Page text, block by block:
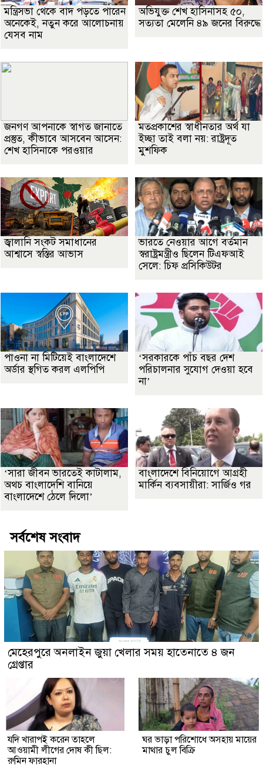
মন্ত্রিসভা থেকে বাদ পড়তে পারেন
অনেকেই, নতুন করে আলোচনায়
যেসব নাম
অভিযুক্ত শেখ হাসিনাসহ ৫০,
সত্যতা মেলেনি ৪৯ জনের বিরুদ্ধে
জনগণ আপনাকে স্বাগত জানাতে
প্রস্তুত, কীভাবে আসবেন আসেন:
শেখ হাসিনাকে পরওয়ার
মতপ্রকাশের স্বাধীনতার অর্থ যা
ইচ্ছা তাই বলা নয়: রাষ্ট্রদূত
মুশফিক
জ্বালানি সংকট সমাধানের
আশ্বাসে স্বস্তির আভাস
ভারতে নেওয়ার আগে বর্তমান
স্বরাষ্ট্রমন্ত্রীও ছিলেন টিএফআই
সেলে: চিফ প্রসিকিউটর
পাওনা না মিটিয়েই বাংলাদেশে
অর্ডার স্থগিত করল এলপিপি
‘সরকারকে পাঁচ বছর দেশ
পরিচালনার সুযোগ দেওয়া হবে
না’
‘সারা জীবন ভারতেই কাটালাম,
অথচ বাংলাদেশি বানিয়ে
বাংলাদেশে ঠেলে দিলো’
বাংলাদেশে বিনিয়োগে আগ্রহী
মার্কিন ব্যবসায়ীরা: সার্জিও গর
সর্বশেষ সংবাদ
মেহেরপুরে অনলাইন জুয়া খেলার সময় হাতেনাতে ৪ জন
গ্রেপ্তার
যদি খারাপই করেন তাহলে
আওয়ামী লীগের দোষ কী ছিল:
রুমিন ফারহানা
ঘর ভাড়া পরিশোধে অসহায় মায়ের
মাথার চুল বিক্রি